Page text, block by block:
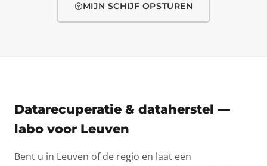
MIJN SCHIJF OPSTUREN
Datarecuperatie & dataherstel —
labo voor Leuven
Bent u in Leuven of de regio en laat een